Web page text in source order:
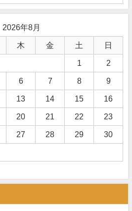
2026年8月
木 金 土 日
1 2
6 7 8 9
13 14 15 16
20 21 22 23
27 28 29 30